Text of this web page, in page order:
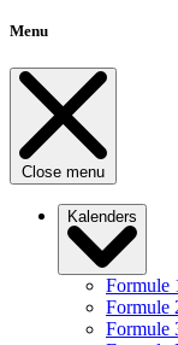
Menu
Close menu
Kalenders
Formule
Formule
Formule